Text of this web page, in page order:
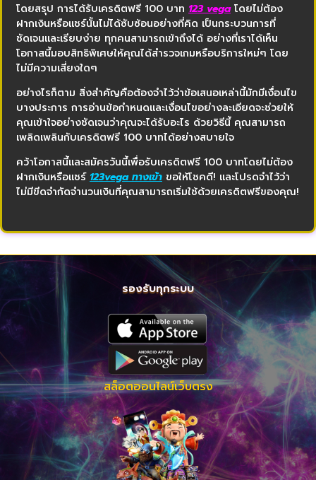
โดยสรุป การได้รับเครดิตฟรี 100 บาท 123 vegaโดยไม่ต้อง
ฝากเงินหรือแชร์นั้นไม่ได้ซับซ้อนอย่างที่คิด เป็นกระบวนการที่
ชัดเจนและเรียบง่าย ทุกคนสามารถเข้าถึงได้ อย่างที่เราได้เห็น
โอกาสนี้มอบสิทธิพิเศษให้คุณได้สำรวจเกมหรือบริการใหม่ๆ โดย
ไม่มีความเสี่ยงใดๆ
อย่างไรก็ตาม สิ่งสำคัญคือต้องจำไว้ว่าข้อเสนอเหล่านี้มักมีเงื่อนไข
บางประการ การอ่านข้อกำหนดและเงื่อนไขอย่างละเอียดจะช่วยให้
คุณเข้าใจอย่างชัดเจนว่าคุณจะได้รับอะไร ด้วยวิธีนี้ คุณสามารถ
เพลิดเพลินกับเครดิตฟรี 100 บาทได้อย่างสบายใจ
คว้าโอกาสนี้และสมัครวันนี้เพื่อรับเครดิตฟรี 100 บาทโดยไม่ต้อง
ฝากเงินหรือแชร์123vega ทางเข้า ขอให้โชคดี! และโปรดจำไว้ว่า
ไม่มีขีดจำกัดจำนวนเงินที่คุณสามารถเริ่มใช้ด้วยเครดิตฟรีของคุณ!
รองรับทุกระบบ
สล็อตออนไลน์เว็บตรง